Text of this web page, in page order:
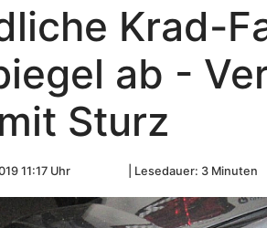
Krad-
ab -
Sturz
11:17 Uhr Lesedauer: 3 Minuten